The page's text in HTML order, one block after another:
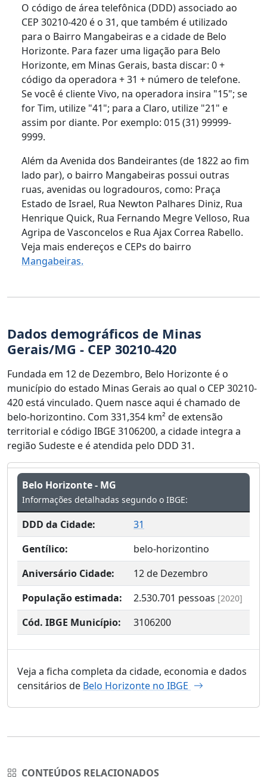
O código de área telefônica (DDD) associado ao
CEP 30210-420 é o 31, que também é utilizado
para o Bairro Mangabeiras e a cidade de Belo
Horizonte. Para fazer uma ligação para Belo
Horizonte, em Minas Gerais, basta discar: 0 +
código da operadora + 31 + número de telefone.
Se você é cliente Vivo, na operadora insira "15"; se
for Tim, utilize "41"; para a Claro, utilize "21" e
assim por diante. Por exemplo: 015 (31) 99999-
9999.
Além da Avenida dos Bandeirantes (de 1822 ao fim
lado par), o bairro Mangabeiras possui outras
ruas, avenidas ou logradouros, como: Praça
Estado de Israel, Rua Newton Palhares Diniz, Rua
Henrique Quick, Rua Fernando Megre Velloso, Rua
Agripa de Vasconcelos e Rua Ajax Correa Rabello.
Veja mais endereços e CEPs do bairro
Mangabeiras.
Dados demográficos de Minas
Gerais/MG - CEP 30210-420
Fundada em 12 de Dezembro, Belo Horizonte é o
município do estado Minas Gerais ao qual o CEP 30210-
420 está vinculado. Quem nasce aqui é chamado de
belo-horizontino. Com 331,354 km² de extensão
territorial e código IBGE 3106200, a cidade integra a
região Sudeste e é atendida pelo DDD 31.
Belo Horizonte - MG
Informações detalhadas segundo o IBGE:
DDD da Cidade:
31
Gentílico:
belo-horizontino
Aniversário Cidade:
12 de Dezembro
População estimada:
2.530.701 pessoas [2020]
Cód. IBGE Município: 3106200
Veja a ficha completa da cidade, economia e dados
censitários de Belo Horizonte no IBGE
CONTEÚDOS RELACIONADOS